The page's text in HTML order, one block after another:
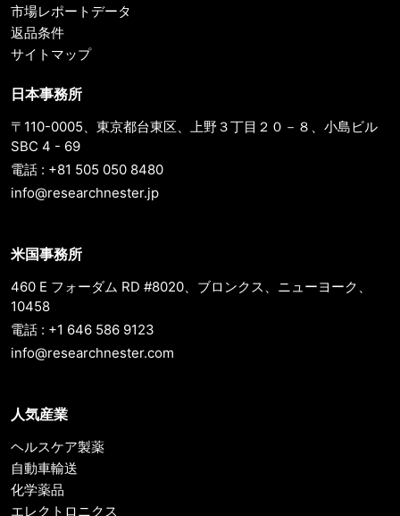
市場レポートデータ
返品条件
サイトマップ
日本事務所
〒110-0005、東京都台東区、上野３丁目２０－８、小島ビル
SBC 4 - 69
電話 : +81 505 050 8480
info@researchnester.jp
米国事務所
460 E フォーダム RD #8020、ブロンクス、ニューヨーク、
10458
電話 : +1 646 586 9123
info@researchnester.com
人気産業
ヘルスケア製薬
自動車輸送
化学薬品
エレクトロニクス